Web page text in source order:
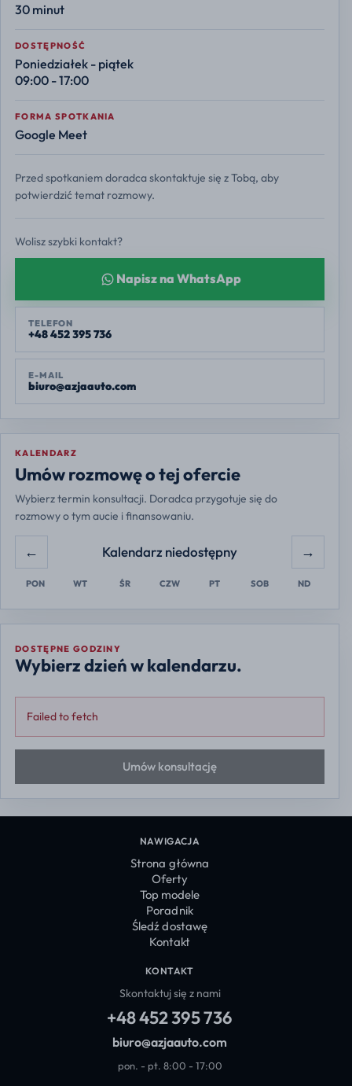
30 minut
DOSTĘPNOŚĆ
Poniedziałek - piątek
09:00 - 17:00
FORMA SPOTKANIA
Google Meet
Przed spotkaniem doradca skontaktuje się z Tobą, aby
potwierdzić temat rozmowy.
Wolisz szybki kontakt?
Napisz na WhatsApp
TELEFON
+48 452 395 736
E-MAIL
biuro@azjaauto.com
KALENDARZ
Umów rozmowę o tej ofercie
Wybierz termin konsultacji. Doradca przygotuje się do
rozmowy o tym aucie i finansowaniu.
Europe/Warsaw
← Kalendarz niedostępny →
PON WT ŚR CZW PT SOB ND
DOSTĘPNE GODZINY
Wybierz dzień w kalendarzu.
Failed to fetch
Umów konsultację
NAWIGACJA
Strona główna
Oferty
Top modele
Poradnik
Śledź dostawę
Kontakt
KONTAKT
Skontaktuj się z nami
+48 452 395 736
biuro@azjaauto.com
pon. - pt. 8:00 - 17:00